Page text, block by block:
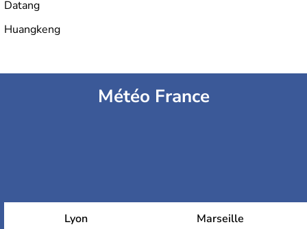
Datang
Huangkeng
Météo France
Lyon Marseille